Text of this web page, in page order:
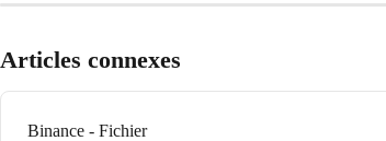
Articles connexes
Binance - Fichier